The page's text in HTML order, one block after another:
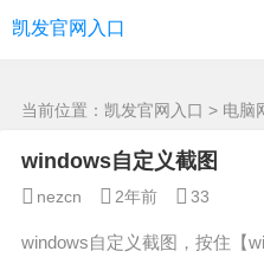
凯发官网入口
当前位置： 凯发官网入口 > 电脑
windows自定义截图
nezcn 2年前 33
windows自定义截图，按住【